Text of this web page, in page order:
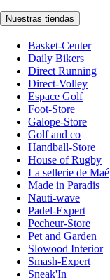
Nuestras tiendas
Basket-Center
Daily Bikers
Direct Running
Direct-Volley
Espace Golf
Foot-Store
Galope-Store
Golf and co
Handball-Store
House of Rugby
La sellerie de Maé
Made in Paradis
Nauti-wave
Padel-Expert
Pecheur-Store
Pet and Garden
Slowood Interior
Smash-Expert
Sneak'In